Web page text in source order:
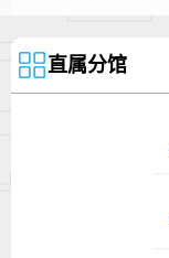
直属分馆